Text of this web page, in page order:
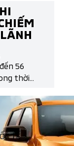
làm
đầy khác
LED T-
ngôn
56
thời
TẾ